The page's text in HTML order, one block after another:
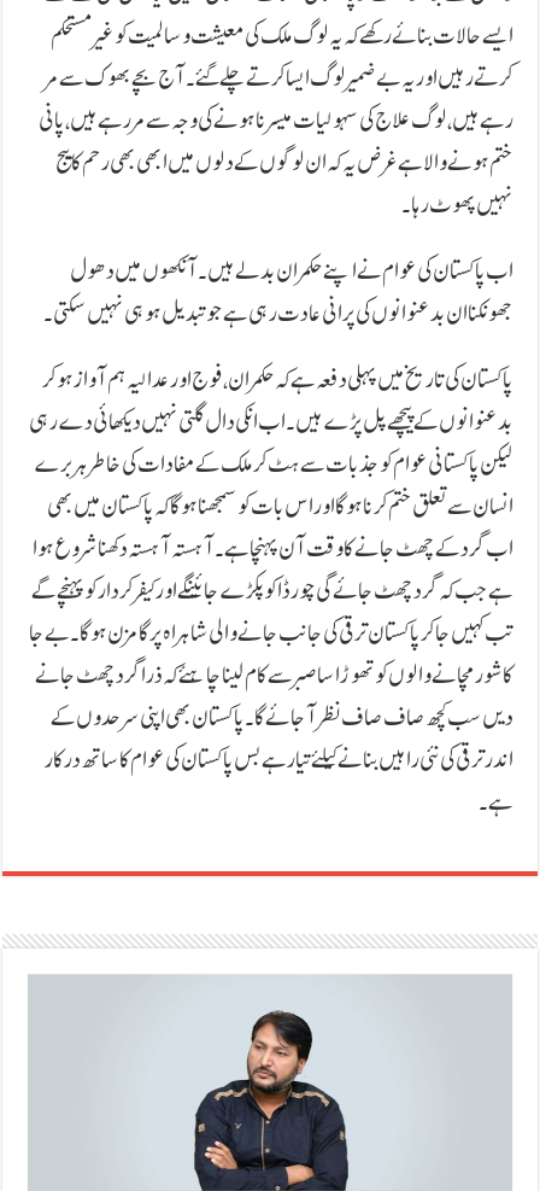
ایسے حالات بنائے رکھے کہ یہ لوگ ملک کی معیشت و سالمیت کو غیر مستحکم
کرتے رہیں اور یہ بے ضمیر لوگ ایسا کرتے چلے گئے۔ آج بچے بھوک سے مر
رہے ہیں، لوگ علاج کی سہولیات میسر نا ہونے کی وجہ سے مر رہے ہیں، پانی
ختم ہونے والا ہے غر ض یہ کہ ان لوگوں کے دلوں میں ابھی بھی رحم کا بیج
نہیں پھوٹ رہا۔
اب پاکستان کی عوام نے اپنے حکمران بدلے ہیں۔ آنکھوں میں دھول
جھونکنا ان بدعنوانوں کی پرانی عادت رہی ہے جو تبدیل ہو ہی نہیں سکتی۔
پاکستان کی تاریخ میں پہلی دفعہ ہے کہ حکمران، فوج اور عدالیہ ہم آواز ہوکر
بدعنوانوں کے پیچھے پل پڑے ہیں۔ اب انکی دال گلتی نہیں دیکھائی دے رہی
لیکن پاکستانی عوام کو جذبات سے ہٹ کر ملک کے مفادات کی خاطر ہر برے
انسان سے تعلق ختم کرنا ہوگا اور اس بات کو سمجھنا ہوگا کہ پاکستان میں بھی
اب گرد کے چھٹ جانے کا وقت آن پہنچاہے۔ آہستہ آہستہ دکھنا شروع ہوا
ہے جب کہ گرد چھٹ جائے گی چور ڈاکو پکڑے جائینگے اور کیفرکردار کو پہنچے گے
تب کہیں جا کر پاکستان ترقی کی جانب جانے والی شاہراہ پر گامزن ہوگا۔ بے جا
کا شور مچانے والوں کو تھوڑا سا صبر سے کام لینا چاہئے کہ ذرا گرد چھٹ جانے
دیں سب کچھ صاف صاف نظر آجائے گا۔ پاکستان بھی اپنی سرحدوں کے
اندر ترقی کی نئی راہیں بنانے کیلئے تیار ہے بس پاکستان کی عوام کا ساتھ درکار
ہے۔